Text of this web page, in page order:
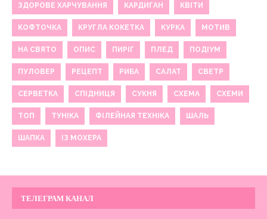
ЗДОРОВЕ ХАРЧУВАННЯ КАРДИГАН КВІТИ
КОФТОЧКА КРУГЛА КОКЕТКА КУРКА МОТИВ
НА СВЯТО ОПИС ПИРІГ ПЛЕД ПОДІУМ
ПУЛОВЕР РЕЦЕПТ РИБА САЛАТ СВЕТР
СЕРВЕТКА СПІДНИЦЯ СУКНЯ СХЕМА СХЕМИ
ТОП ТУНІКА ФІЛЕЙНАЯ ТЕХНІКА ШАЛЬ
ШАПКА ІЗ МОХЕРА
ТЕЛЕГРАМ КАНАЛ